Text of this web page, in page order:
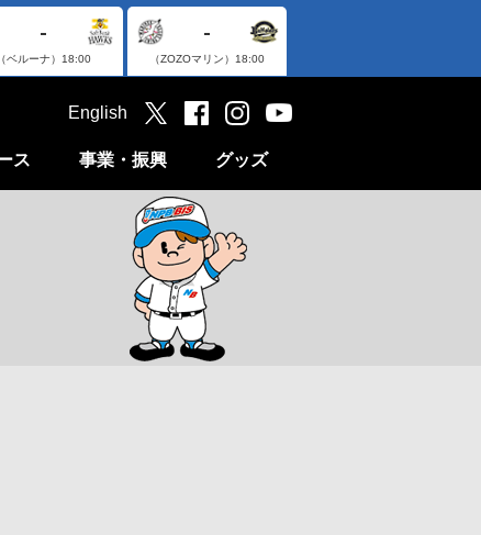
-
（ベルーナ） 18:00
-
（ZOZOマリン） 18:00
ス 事業・振興 グッズ
English